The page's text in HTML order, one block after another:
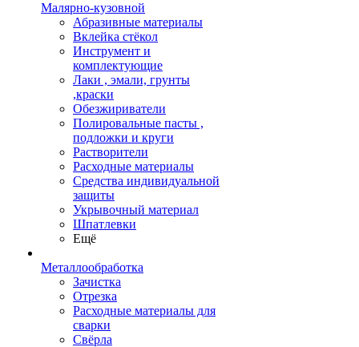
Малярно-кузовной
Абразивные материалы
Вклейка стёкол
Инструмент и
комплектующие
Лаки , эмали, грунты
,краски
Обезжириватели
Полировальные пасты ,
подложки и круги
Растворители
Расходные материалы
Средства индивидуальной
защиты
Укрывочный материал
Шпатлевки
Ещё
Металлообработка
Зачистка
Отрезка
Расходные материалы для
сварки
Свёрла